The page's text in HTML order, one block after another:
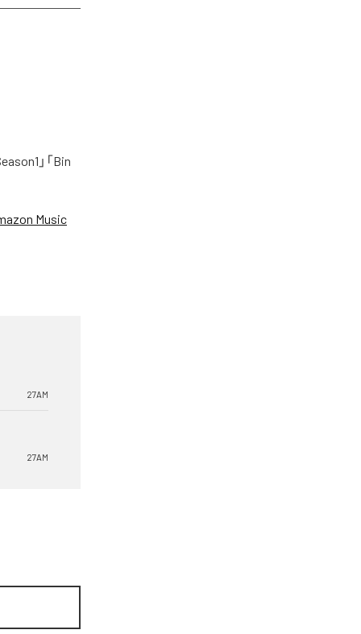
」「Bin
Music
27AM
27AM